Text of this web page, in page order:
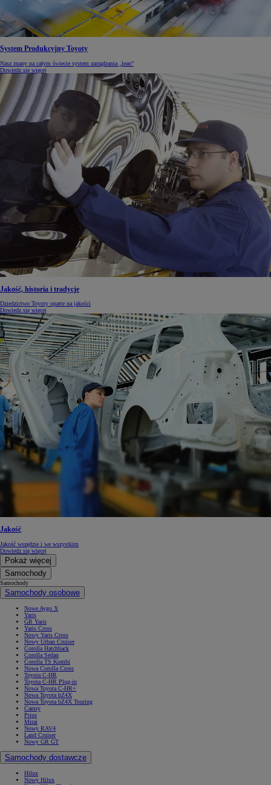
System Produkcyjny Toyoty
Nasz znany na całym świecie system zarządzania „lean”
Dowiedz się więcej
Jakość, historia i tradycje
Dziedzictwo Toyoty oparte na jakości
Dowiedz się więcej
Jakość
Jakość wszędzie i we wszystkim
Dowiedz się więcej
Pokaż więcej
Samochody
Samochody
Samochody osobowe
Nowe Aygo X
Yaris
GR Yaris
Yaris Cross
Nowy Yaris Cross
Nowy Urban Cruiser
Corolla Hatchback
Corolla Sedan
Corolla TS Kombi
Nowa Corolla Cross
Toyota C-HR
Toyota C-HR Plug-in
Nowa Toyota C-HR+
Nowa Toyota bZ4X
Nowa Toyota bZ4X Touring
Camry
Prius
Mirai
Nowy RAV4
Land Cruiser
Nowy GR GT
Samochody dostawcze
Hilux
Nowy Hilux